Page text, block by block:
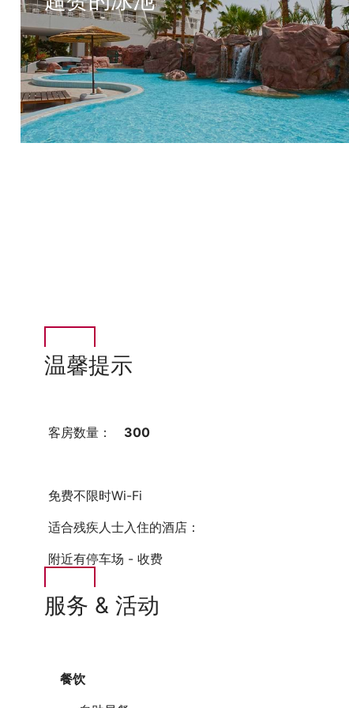
温馨提示
客房数量： 300
免费不限时Wi-Fi
适合残疾人士入住的酒店：
附近有停车场 - 收费
服务 & 活动
餐饮